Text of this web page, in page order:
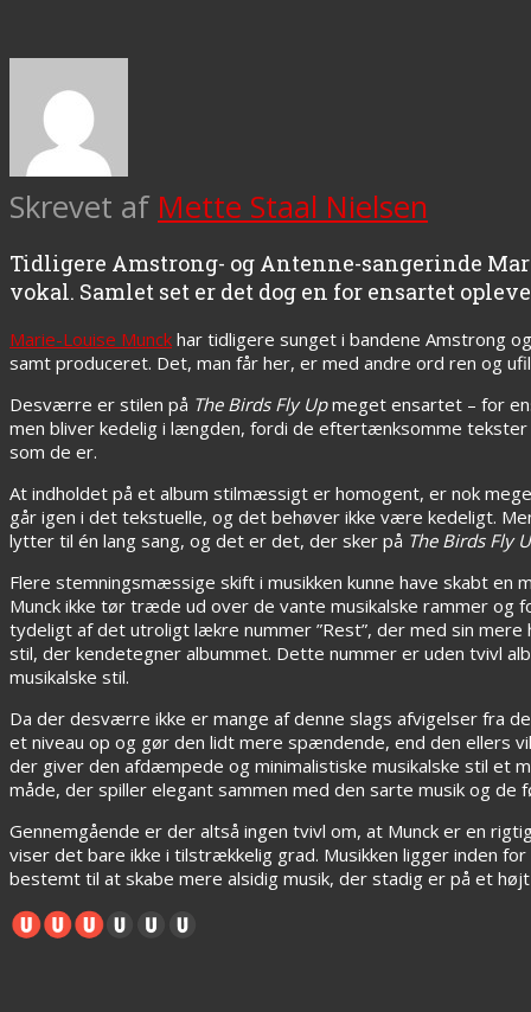
Skrevet af Mette Staal Nielsen
Tidligere Amstrong- og Antenne-sangerinde
vokal. Samlet set er det dog en for ensartet
Marie-Louise Munck har tidligere sunget i bandene Amstrong
samt produceret. Det, man får her, er med andre ord ren og
Desværre er stilen på The Birds Fly Upmeget ensartet – for
men bliver kedelig i længden, fordi de eftertænksomme
som de er.
At indholdet på et album stilmæssigt er homogent, er nok
går igen i det tekstuelle, og det behøver ikke være kedeligt.
lytter til én lang sang, og det er det, der sker på The Birds Fly
Flere stemningsmæssige skift i musikken kunne have skabt
Munck ikke tør træde ud over de vante musikalske rammer og
tydeligt af det utroligt lækre nummer ”Rest”, der med sin
stil, der kendetegner albummet. Dette nummer er uden tvivl
musikalske stil.
Da der desværre ikke er mange af denne slags afvigelser fra
et niveau op og gør den lidt mere spændende, end den ellers
der giver den afdæmpede og minimalistiske musikalske stil et
måde, der spiller elegant sammen med den sarte musik og
Gennemgående er der altså ingen tvivl om, at Munck er en
viser det bare ikke i tilstrækkelig grad. Musikken ligger inden
bestemt til at skabe mere alsidig musik, der stadig er på et højt